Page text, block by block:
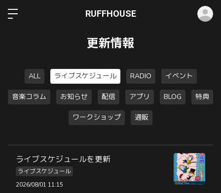
RUFFHOUSE
更新情報
ALL ライブスケジュール RADIO イベント
音楽コラム お知らせ 配信 アプリ BLOG 特典
ワークショップ 通販
ライブスケジュールを更新
ライブスケジュール
2026/08/01 11:15